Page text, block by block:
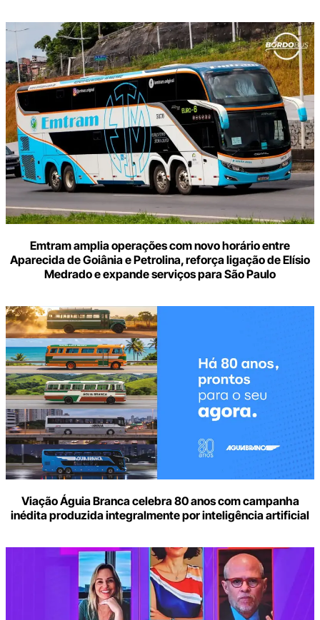
Emtram amplia operações com novo horário entre
Aparecida de Goiânia e Petrolina, reforça ligação de Elísio
Medrado e expande serviços para São Paulo
Viação Águia Branca celebra 80 anos com campanha
inédita produzida integralmente por inteligência artificial